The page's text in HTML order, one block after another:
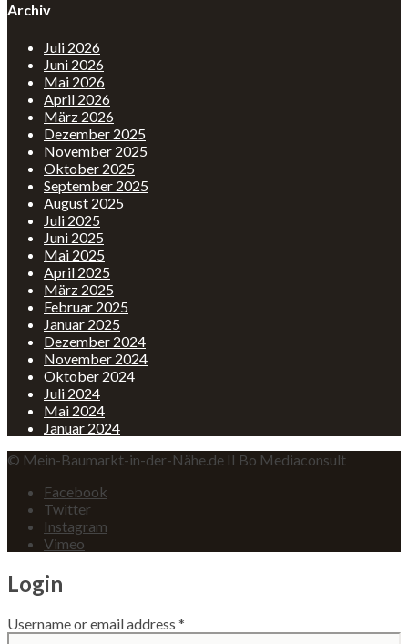
Archiv
Juli 2026
Juni 2026
Mai 2026
April 2026
März 2026
Dezember 2025
November 2025
Oktober 2025
September 2025
August 2025
Juli 2025
Juni 2025
Mai 2025
April 2025
März 2025
Februar 2025
Januar 2025
Dezember 2024
November 2024
Oktober 2024
Juli 2024
Mai 2024
Januar 2024
© Mein-Baumarkt-in-der-Nähe.de II Bo Mediaconsult
Facebook
Twitter
Instagram
Vimeo
Login
Username or email address *